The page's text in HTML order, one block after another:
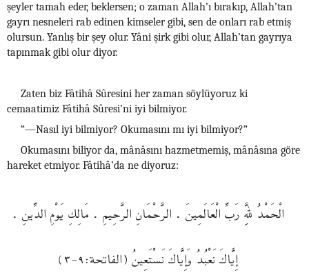
şeyler tamah eder, beklersen; o zaman Allah’ı bırakıp, Allah’tan
gayrı nesneleri rab edinen kimseler gibi, sen de onları rab etmiş
olursun. Yanlış bir şey olur. Yâni şirk gibi olur, Allah’tan gayrıya
tapınmak gibi olur diyor.
Zaten biz Fâtihâ Sûresini her zaman söylüyoruz ki
cemaatimiz Fâtihâ Sûresi’ni iyi bilmiyor.
“—Nasıl iyi bilmiyor? Okumasını mı iyi bilmiyor?”
Okumasını biliyor da, mânâsını hazmetmemiş, mânâsına göre
hareket etmiyor. Fâtihâ’da ne diyoruz:
الْحَمْدُ لِلَّهِ رَبِّ الْعَالَمِينَ . الرَّحْمَانِ الرَّحِيمِ . مَالِكِ يَوْمِ الدِّينِ .
إِيَّاكَ نَعْبُدُ وَإِيَّاكَ نَسْتَعِينُ (الفاتحة:٩-٣)